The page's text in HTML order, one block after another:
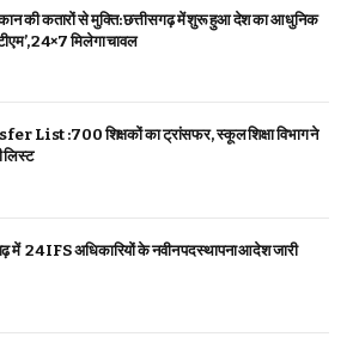
की कतारों से मुक्ति: छत्तीसगढ़ में शुरू हुआ देश का आधुनिक
24×7 मिलेगा चावल
List :700 शिक्षकों का ट्रांसफर, स्कूल शिक्षा विभाग ने
लिस्ट
में 24 IFS अधिकारियों के नवीन पदस्थापना आदेश जारी